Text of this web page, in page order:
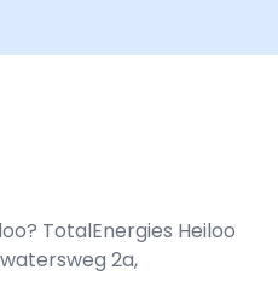
TotalEnergies Heiloo
2a,